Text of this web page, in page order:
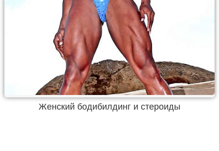
Женский бодибилдинг и стероиды